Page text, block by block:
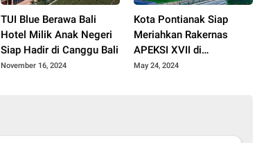
TUI Blue Berawa Bali
Hotel Milik Anak Negeri
Siap Hadir di Canggu Bali
November 16, 2024
Kota Pontianak Siap
Meriahkan Rakernas
APEKSI XVII di
Balikpapan di Buka
May 24, 2024